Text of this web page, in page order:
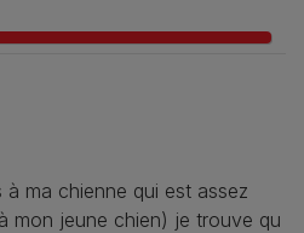
ma chienne qui est assez
mon jeune chien) je trouve qu